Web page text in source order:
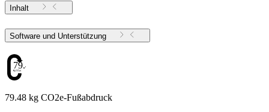
Inhalt
Software und Unterstützung
79.48
79.48 kg CO2e-Fußabdruck